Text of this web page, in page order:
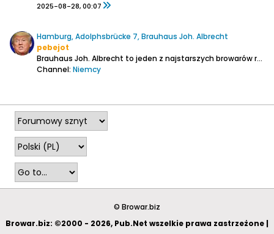
2025-08-28, 00:07
Hamburg, Adolphsbrücke 7, Brauhaus Joh. Albrecht
pebejot
Brauhaus Joh. Albrecht to jeden z najstarszych browarów restauracyjnych w Hamburgu, założony w 1991 roku.
Channel: Niemcy
© Browar.biz
Browar.biz: ©2000 - 2026, Pub.Net wszelkie prawa zastrzeżone |